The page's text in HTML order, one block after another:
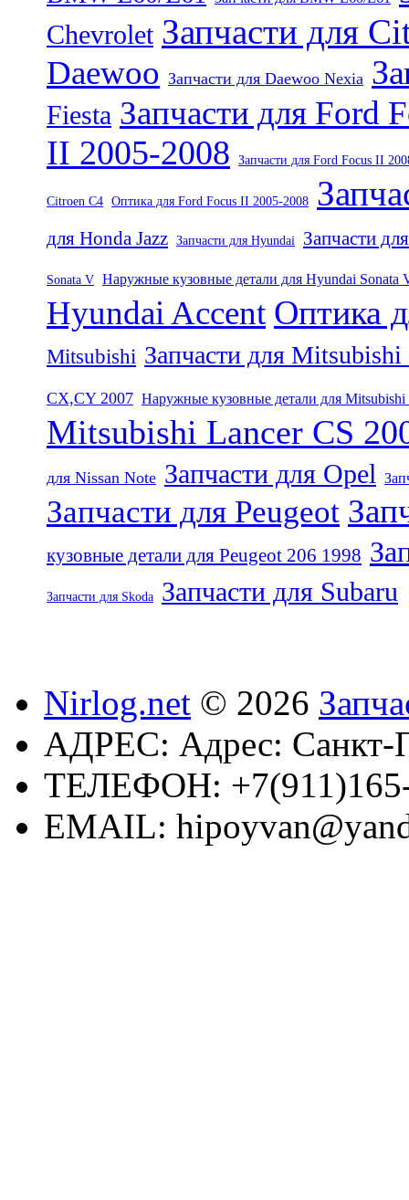
Chevrolet Запчасти для
Daewoo Запчасти для Daewoo Nexia
Fiesta Запчасти для Ford
II 2005-2008 Запчасти для Ford Focus II
Citroen C4 Оптика для Ford Focus II 2005-2008
для Honda Jazz Запчасти для Hyundai Запчасти
Sonata V Наружные кузовные детали для Hyundai Sonata
Hyundai Accent Оптика
Mitsubishi Запчасти для
CX,CY 2007 Наружные кузовные детали для Mitsubishi
Mitsubishi Lancer CS
для Nissan Note Запчасти для Opel
Запчасти для Peugeot
кузовные детали для Peugeot 206 1998
Запчасти для Skoda Запчасти для Subaru
Nirlog.net © 2026
АДРЕС: Адрес: Санкт-
ТЕЛЕФОН:
EMAIL: